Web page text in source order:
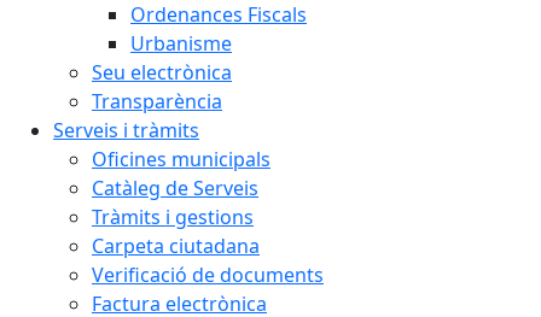
Ordenances Fiscals
Urbanisme
Seu electrònica
Transparència
Serveis i tràmits
Oficines municipals
Catàleg de Serveis
Tràmits i gestions
Carpeta ciutadana
Verificació de documents
Factura electrònica